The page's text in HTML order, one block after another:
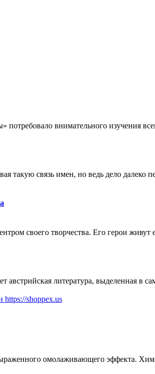
внимательного изучения
такую связь имен, но ведь дело далеко
своего творчества. Его герои живут
австрийская литература, выделенная в
shoppex.us
омолаживающего эффекта.